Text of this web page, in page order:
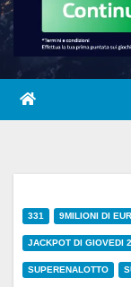
331 9MILIONI DI
JACKPOT DI GIOVEDI
SUPERENALOTTO